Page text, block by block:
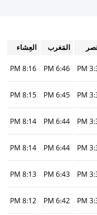
المَغرب
العِشاء
6:46 PM
8:16 PM
6:45 PM
8:15 PM
6:44 PM
8:14 PM
6:44 PM
8:14 PM
6:43 PM
8:13 PM
6:42 PM
8:12 PM